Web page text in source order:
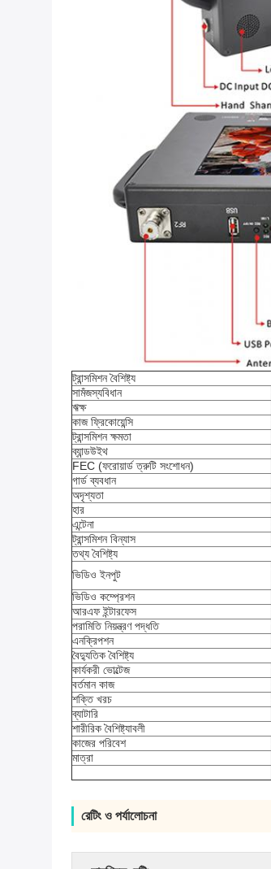
ট্রান্সমিশন বৈশিষ্ট্য
সামঁজস্যবিধান
ঋক্ষ
কাজ ফ্রিকোয়েন্সি
ট্রান্সমিশন ক্ষমতা
ব্যান্ডউইথ
FEC (ফরোয়ার্ড ত্রুটি সংশোধন)
গার্ড ব্যবধান
অদৃশ্যতা
হার
এন্টেনা
ট্রান্সমিশন বিন্যাস
তথ্য বৈশিষ্ট্য
ভিডিও ইনপুট
ভিডিও কম্প্রেশন
আরএফ ইন্টারফেস
পরামিতি নিয়ন্ত্রণ পদ্ধতি
এনক্রিপশন
বৈদ্যুতিক বৈশিষ্ট্য
কার্যকরী ভোল্টেজ
বর্তমান কাজ
শক্তি খরচ
ব্যাটারি
শারীরিক বৈশিষ্ট্যাবলী
কাজের পরিবেশ
মাত্রা
রেটিং ও পর্যালোচনা